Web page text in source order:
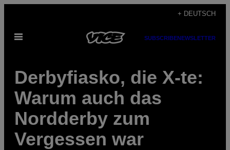
content
+ DEUTSCH
Open
SUBSCRIBENEWSLETTER
Derbyfiasko, die X-te:
Warum auch das
Nordderby zum
Vergessen war